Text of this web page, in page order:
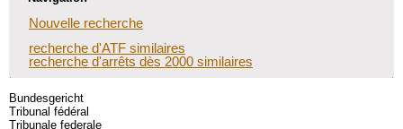
Nouvelle recherche
recherche d'ATF similaires
recherche d'arrêts dès 2000 similaires
Bundesgericht
Tribunal fédéral
Tribunale federale